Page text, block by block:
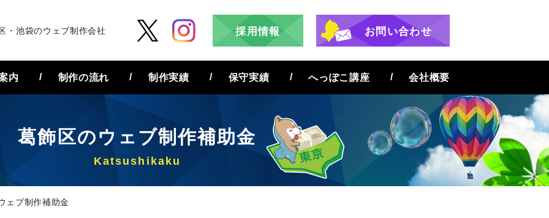
・池袋のウェブ制作会社 採用情報 お問い合わせ
内 制作の流れ 制作実績 保守実績 へっぽこ講座 会社概要
葛飾区のウェブ制作補助金
ェブ制作補助金